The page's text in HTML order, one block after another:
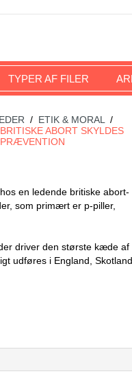
TYPER AF FILER
/ ETIK & MORAL
/
ABORT SKYLDES
en ledende britiske abort-
som primært er p-piller,
driver den største kæde af
udføres i England, Skotland